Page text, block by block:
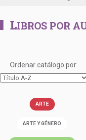
LIBROS POR
Ordenar catálogo por:
ARTE
ARTE Y GÉNERO